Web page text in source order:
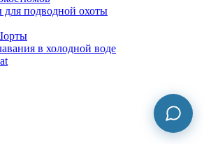
для подводной охоты
в холодной воде